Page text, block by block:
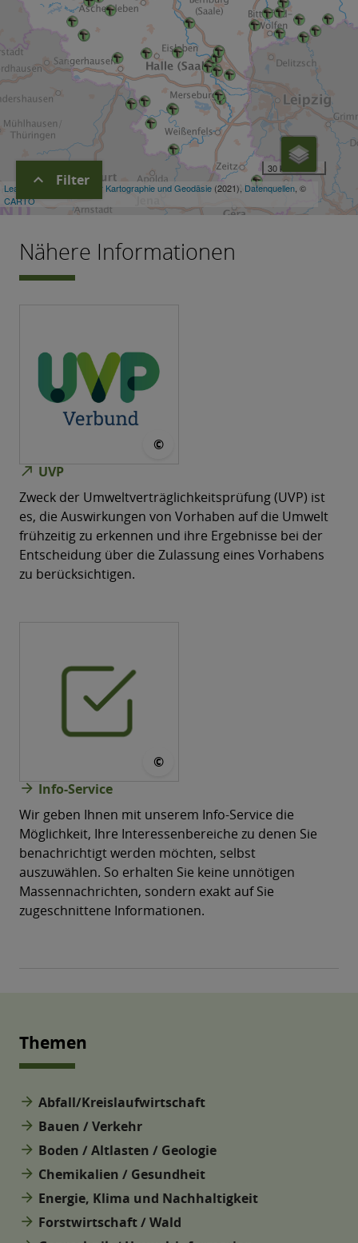
expand_more Filter
Nähere Informationen
©
north_east UVP
Zweck der Umweltverträglichkeitsprüfung (UVP) ist
es, die Auswirkungen von Vorhaben auf die Umwelt
frühzeitig zu erkennen und ihre Ergebnisse bei der
Entscheidung über die Zulassung eines Vorhabens
zu berücksichtigen.
©
arrow_forward Info-Service
Wir geben Ihnen mit unserem Info-Service die
Möglichkeit, Ihre Interessenbereiche zu denen Sie
benachrichtigt werden möchten, selbst
auszuwählen. So erhalten Sie keine unnötigen
Massen­nachrichten, sondern exakt auf Sie
zugeschnittene Informationen.
Themen
arrow_forward Abfall/Kreislaufwirtschaft
arrow_forward Bauen / Verkehr
arrow_forward Boden / Altlasten / Geologie
arrow_forward Chemikalien / Gesundheit
arrow_forward Energie, Klima und Nachhaltigkeit
arrow_forward Forstwirtschaft / Wald